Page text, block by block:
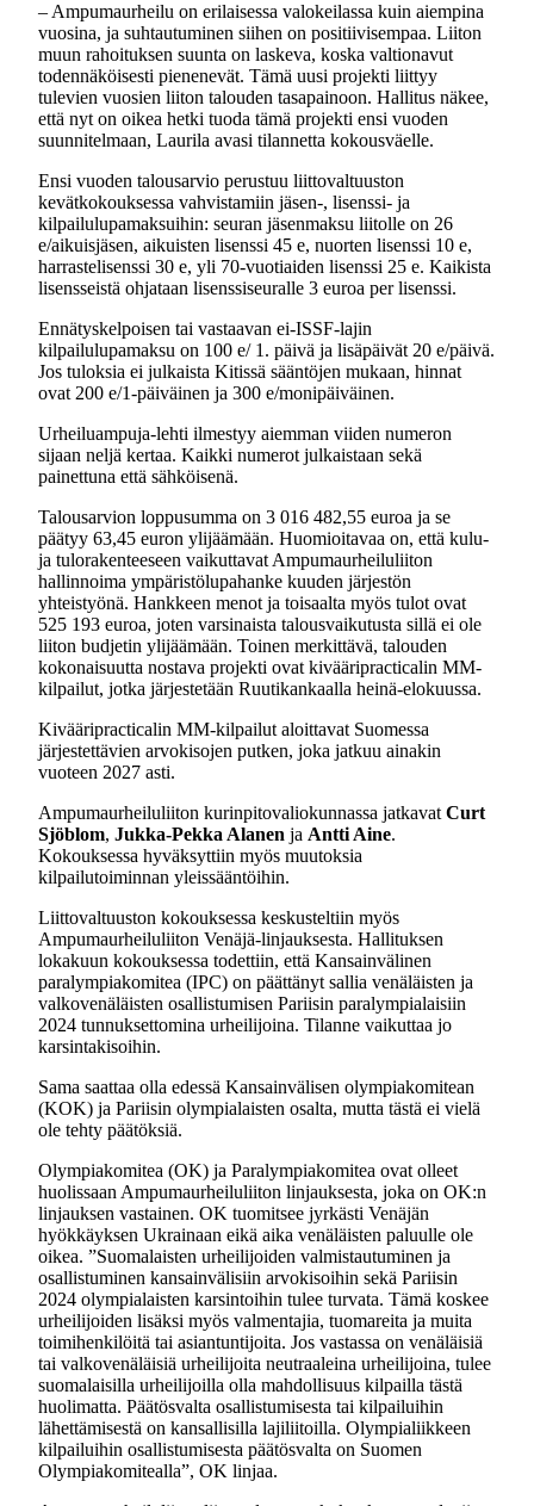
– Ampumaurheilu on erilaisessa valokeilassa kuin aiempina
vuosina, ja suhtautuminen siihen on positiivisempaa. Liiton
muun rahoituksen suunta on laskeva, koska valtionavut
todennäköisesti pienenevät. Tämä uusi projekti liittyy
tulevien vuosien liiton talouden tasapainoon. Hallitus näkee,
että nyt on oikea hetki tuoda tämä projekti ensi vuoden
suunnitelmaan, Laurila avasi tilannetta kokousväelle.
Ensi vuoden talousarvio perustuu liittovaltuuston
kevätkokouksessa vahvistamiin jäsen-, lisenssi- ja
kilpailulupamaksuihin: seuran jäsenmaksu liitolle on 26
e/aikuisjäsen, aikuisten lisenssi 45 e, nuorten lisenssi 10 e,
harrastelisenssi 30 e, yli 70-vuotiaiden lisenssi 25 e. Kaikista
lisensseistä ohjataan lisenssiseuralle 3 euroa per lisenssi.
Ennätyskelpoisen tai vastaavan ei-ISSF-lajin
kilpailulupamaksu on 100 e/ 1. päivä ja lisäpäivät 20 e/päivä.
Jos tuloksia ei julkaista Kitissä sääntöjen mukaan, hinnat
ovat 200 e/1-päiväinen ja 300 e/monipäiväinen.
Urheiluampuja-lehti ilmestyy aiemman viiden numeron
sijaan neljä kertaa. Kaikki numerot julkaistaan sekä
painettuna että sähköisenä.
Talousarvion loppusumma on 3 016 482,55 euroa ja se
päätyy 63,45 euron ylijäämään. Huomioitavaa on, että kulu-
ja tulorakenteeseen vaikuttavat Ampumaurheiluliiton
hallinnoima ympäristölupahanke kuuden järjestön
yhteistyönä. Hankkeen menot ja toisaalta myös tulot ovat
525 193 euroa, joten varsinaista talousvaikutusta sillä ei ole
liiton budjetin ylijäämään. Toinen merkittävä, talouden
kokonaisuutta nostava projekti ovat kivääripracticalin MM-
kilpailut, jotka järjestetään Ruutikankaalla heinä-elokuussa.
Kivääripracticalin MM-kilpailut aloittavat Suomessa
järjestettävien arvokisojen putken, joka jatkuu ainakin
vuoteen 2027 asti.
Ampumaurheiluliiton kurinpitovaliokunnassa jatkavat Curt
Sjöblom, Jukka-Pekka Alanen ja Antti Aine.
Kokouksessa hyväksyttiin myös muutoksia
kilpailutoiminnan yleissääntöihin.
Liittovaltuuston kokouksessa keskusteltiin myös
Ampumaurheiluliiton Venäjä-linjauksesta. Hallituksen
lokakuun kokouksessa todettiin, että Kansainvälinen
paralympiakomitea (IPC) on päättänyt sallia venäläisten ja
valkovenäläisten osallistumisen Pariisin paralympialaisiin
2024 tunnuksettomina urheilijoina. Tilanne vaikuttaa jo
karsintakisoihin.
Sama saattaa olla edessä Kansainvälisen olympiakomitean
(KOK) ja Pariisin olympialaisten osalta, mutta tästä ei vielä
ole tehty päätöksiä.
Olympiakomitea (OK) ja Paralympiakomitea ovat olleet
huolissaan Ampumaurheiluliiton linjauksesta, joka on OK:n
linjauksen vastainen. OK tuomitsee jyrkästi Venäjän
hyökkäyksen Ukrainaan eikä aika venäläisten paluulle ole
oikea. ”Suomalaisten urheilijoiden valmistautuminen ja
osallistuminen kansainvälisiin arvokisoihin sekä Pariisin
2024 olympialaisten karsintoihin tulee turvata. Tämä koskee
urheilijoiden lisäksi myös valmentajia, tuomareita ja muita
toimihenkilöitä tai asiantuntijoita. Jos vastassa on venäläisiä
tai valkovenäläisiä urheilijoita neutraaleina urheilijoina, tulee
suomalaisilla urheilijoilla olla mahdollisuus kilpailla tästä
huolimatta. Päätösvalta osallistumisesta tai kilpailuihin
lähettämisestä on kansallisilla lajiliitoilla. Olympialiikkeen
kilpailuihin osallistumisesta päätösvalta on Suomen
Olympiakomitealla”, OK linjaa.